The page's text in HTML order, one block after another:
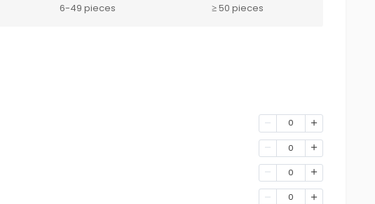
6-49 pieces ≥ 50 pieces
0
0
0
0